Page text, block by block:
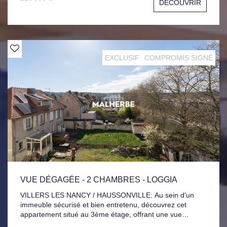
ainsi que de deux salles d'eau. Côté annexes, vous
bénéficierez d'un garage double de 38 m², d'une cave et
d'un abri de jardin. À l'extérieur, un agréable jardin clos et
sans vis-à-vis vous permettra de profiter pleinement des
de révéler tout le potentiel de cette propriété. Logement à
consommation énergétique excessive : Classe G. La
présente annonce immobilière a été rédigée sous la
responsabilité de Mme LANDRY Laura (EI), immatriculée
au RSAC de NANCY sous le numéro 900325341.
DÉCOUVRIR
EXCLUSIF COMPROMIS SIGNÉ
VUE DÉGAGÉE - 2 CHAMBRES - LOGGIA
VILLERS LES NANCY / HAUSSONVILLE: Au sein d'un
immeuble sécurisé et bien entretenu, découvrez cet
appartement situé au 3ème étage, offrant une vue